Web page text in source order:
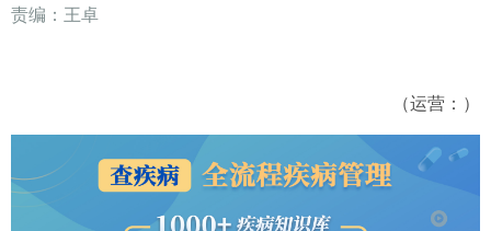
责编：王卓
（运营：）